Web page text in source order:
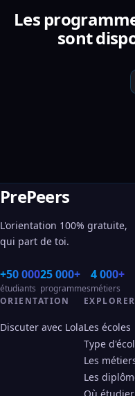
Les
sont
PrePeers
L'orientation 100% gratuite,
qui part de toi.
+50 000
étudiants
25 000+
programmes
4 000+
métiers
ORIENTATION
Discuter avec Lola
EXPLORER
Les écoles
Type
Les
Les